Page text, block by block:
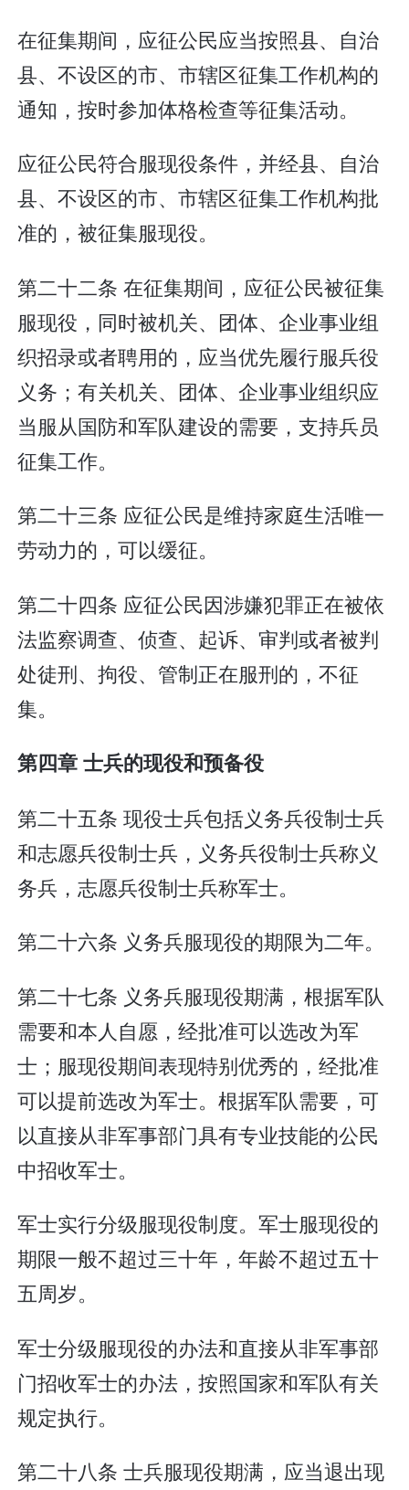
在征集期间，应征公民应当按照县、自治
县、不设区的市、市辖区征集工作机构的
通知，按时参加体格检查等征集活动。
应征公民符合服现役条件，并经县、自治
县、不设区的市、市辖区征集工作机构批
准的，被征集服现役。
第二十二条 在征集期间，应征公民被征集
服现役，同时被机关、团体、企业事业组
织招录或者聘用的，应当优先履行服兵役
义务；有关机关、团体、企业事业组织应
当服从国防和军队建设的需要，支持兵员
征集工作。
第二十三条 应征公民是维持家庭生活唯一
劳动力的，可以缓征。
第二十四条 应征公民因涉嫌犯罪正在被依
法监察调查、侦查、起诉、审判或者被判
处徒刑、拘役、管制正在服刑的，不征
集。
第四章 士兵的现役和预备役
第二十五条 现役士兵包括义务兵役制士兵
和志愿兵役制士兵，义务兵役制士兵称义
务兵，志愿兵役制士兵称军士。
第二十六条 义务兵服现役的期限为二年。
第二十七条 义务兵服现役期满，根据军队
需要和本人自愿，经批准可以选改为军
士；服现役期间表现特别优秀的，经批准
可以提前选改为军士。根据军队需要，可
以直接从非军事部门具有专业技能的公民
中招收军士。
军士实行分级服现役制度。军士服现役的
期限一般不超过三十年，年龄不超过五十
五周岁。
军士分级服现役的办法和直接从非军事部
门招收军士的办法，按照国家和军队有关
规定执行。
第二十八条 士兵服现役期满，应当退出现